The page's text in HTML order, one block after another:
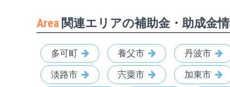
Area 関連エリアの補助金・助成金
多可町 養父市 丹波市
淡路市 宍粟市 加東市